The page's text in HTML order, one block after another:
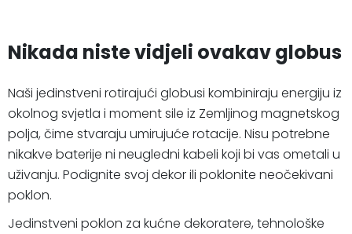
Nikada niste vidjeli ovakav globus
Naši jedinstveni rotirajući globusi kombiniraju energiju iz
okolnog svjetla i moment sile iz Zemljinog magnetskog
polja, čime stvaraju umirujuće rotacije. Nisu potrebne
nikakve baterije ni neugledni kabeli koji bi vas ometali u
uživanju. Podignite svoj dekor ili poklonite neočekivani
poklon.
Jedinstveni poklon za kućne dekoratere, tehnološke